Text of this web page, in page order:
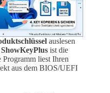
auslesen
ShowKeyPlus ist die
Programm liest Ihren
aus dem BIOS/UEFI